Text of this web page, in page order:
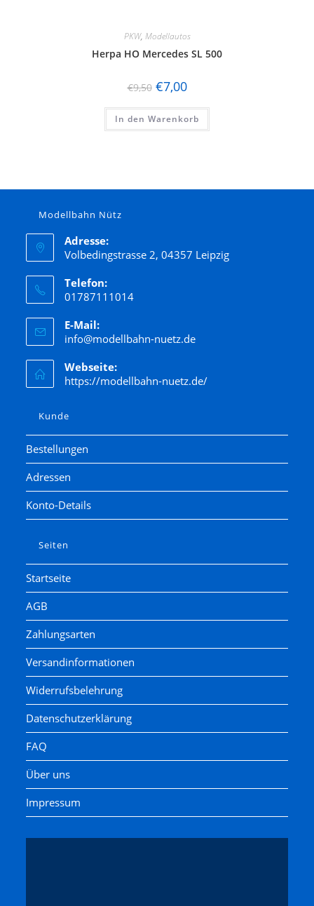
PKW, Modellautos
Herpa HO Mercedes SL 500
€9,50 €7,00
In den Warenkorb
Modellbahn Nütz
Adresse:
Volbedingstrasse 2, 04357 Leipzig
Telefon:
01787111014
E-Mail:
info@modellbahn-nuetz.de
Webseite:
https://modellbahn-nuetz.de/
Kunde
Bestellungen
Adressen
Konto-Details
Seiten
Startseite
AGB
Zahlungsarten
Versandinformationen
Widerrufsbelehrung
Datenschutzerklärung
FAQ
Über uns
Impressum